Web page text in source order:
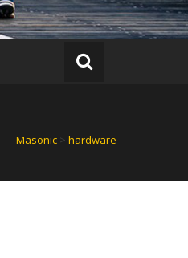
Masonic > hardware